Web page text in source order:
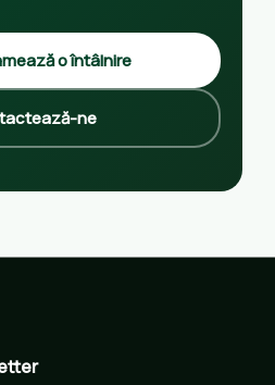
o întâlnire
ne